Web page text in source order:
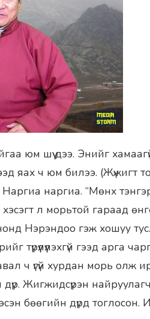
юм шүү дээ. Энийг
яах ч юм билээ. (Жүжигт
наргиа. “Мөнх
л морьтой гараад
Нэрэндоо гэж хошуу
гээд арга
ч үгүй хурдан морь олж
Жигжидсүрэн
бөөгийн дүрд тоглосон.